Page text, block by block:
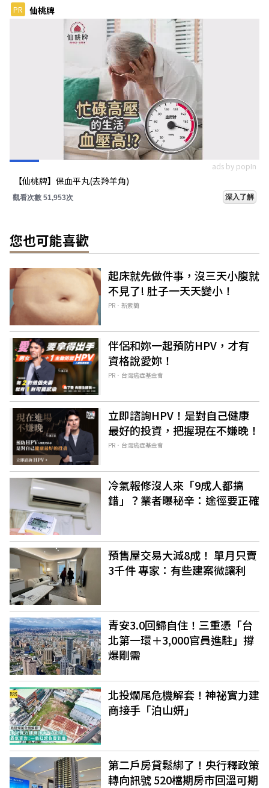
PR 仙桃牌
ads by popIn
【仙桃牌】保血平丸(去羚羊角)
觀看次數 51,953次 深入了解
您也可能喜歡
起床就先做件事，沒三天小腹就
不見了! 肚子一天天變小！
PR．新素簡
伴侶和妳一起預防HPV，才有
資格說愛妳！
PR．台灣癌症基金會
立即諮詢HPV！是對自己健康
最好的投資，把握現在不嫌晚！
PR．台灣癌症基金會
冷氣報修沒人來「9成人都搞
錯」？業者曝秘辛：途徑要正確
預售屋交易大減8成！ 單月只賣
3千件 專家：有些建案微讓利
青安3.0回歸自住！三重憑「台
北第一環＋3,000官員進駐」撐
爆剛需
北投爛尾危機解套！神祕實力建
商接手「泊山妍」
第二戶房貸鬆綁了！央行釋政策
轉向訊號 520檔期房市回溫可期